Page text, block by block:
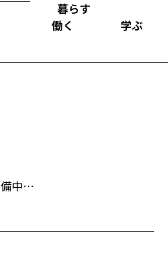
暮らす
働く
学ぶ
中…